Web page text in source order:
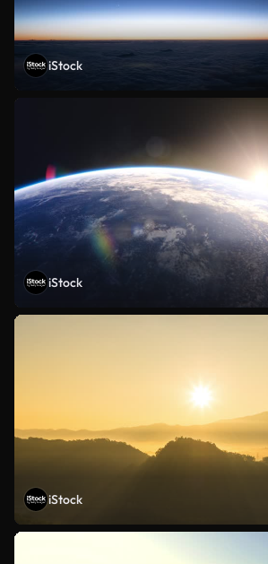
iStock
iStock
iStock